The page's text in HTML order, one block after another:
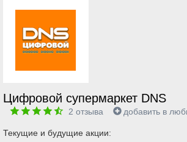
Цифровой супермаркет DNS
2 отзыва добавить в
Текущие и будущие акции: